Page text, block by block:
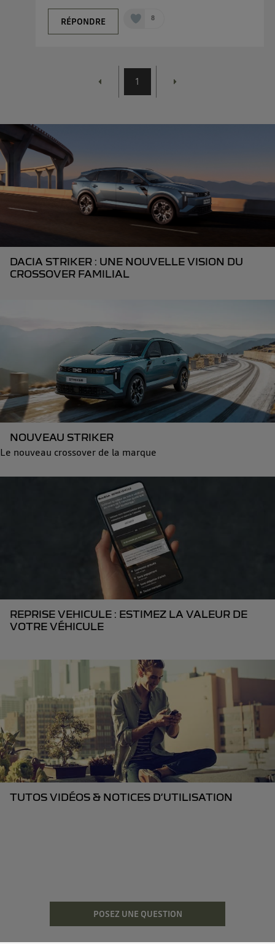
RÉPONDRE 8
1
DACIA STRIKER : UNE NOUVELLE VISION DU
CROSSOVER FAMILIAL
NOUVEAU STRIKER
Le nouveau crossover de la marque
REPRISE VEHICULE : ESTIMEZ LA VALEUR DE
VOTRE VÉHICULE
TUTOS VIDÉOS & NOTICES D’UTILISATION
POSEZ UNE QUESTION